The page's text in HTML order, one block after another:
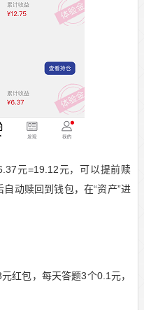
元=19.12元，可以提前赎
动赎回到钱包，在“资产”进
红包，每天答题3个0.1元，